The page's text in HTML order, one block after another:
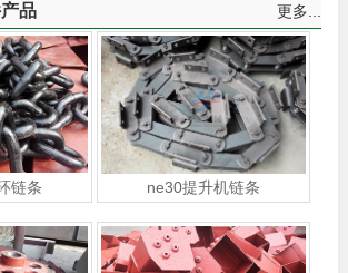
品 更多...
链条 ne30提升机链条